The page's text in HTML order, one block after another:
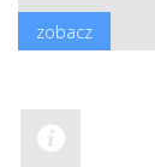
zobacz